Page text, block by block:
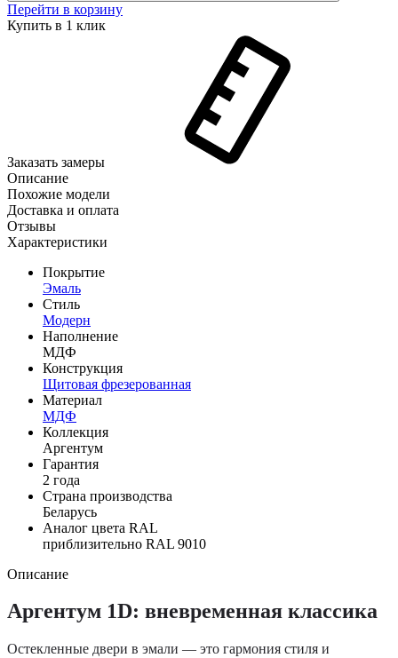
Перейти в корзину
Купить в 1 клик
Заказать замеры
Описание
Похожие модели
Доставка и оплата
Отзывы
Характеристики
Покрытие
Эмаль
Стиль
Модерн
Наполнение
МДФ
Конструкция
Щитовая фрезерованная
Материал
МДФ
Коллекция
Аргентум
Гарантия
2 года
Страна производства
Беларусь
Аналог цвета RAL
приблизительно RAL 9010
Описание
Аргентум 1D: вневременная классика
Остекленные двери в эмали — это гармония стиля и